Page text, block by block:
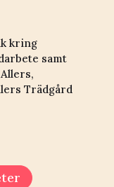
kring
samt
Trädgård